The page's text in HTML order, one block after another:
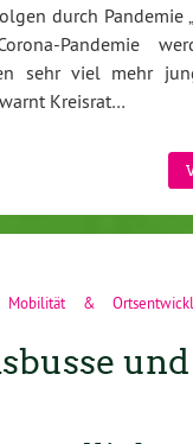
durch Pandemie
Pan­de­mie
sehr viel mehr
Kreisrat…
Mobilität &
und